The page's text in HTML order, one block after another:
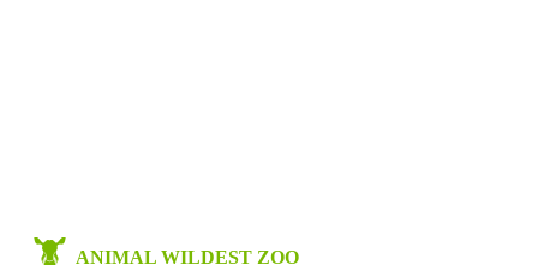
ANIMAL WILDEST ZOO